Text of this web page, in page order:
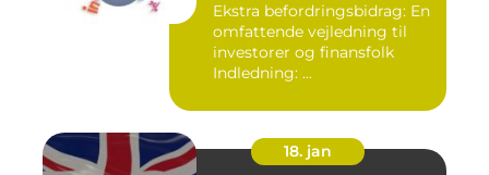
Ekstra befordringsbidrag: En
omfattende vejledning til
investorer og finansfolk
Indledning: ...
18. jan